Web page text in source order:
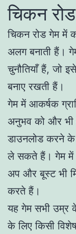
चिकन
चिकन रोड गेम में
अलग बनाती हैं।
चुनौतियाँ हैं, जो
बनाए रखती हैं।
गेम में आकर्षक
अनुभव को और भी
डाउनलोड करने
ले सकते हैं। गेम में
अप और बूस्ट भी
करते हैं।
यह गेम सभी उम्र
के लिए किसी